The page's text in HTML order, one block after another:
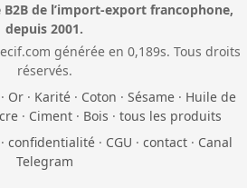
B2B de l’import-export francophone,
depuis 2001.
générée en 0,189s. Tous droits
réservés.
· Or · Karité · Coton · Sésame · Huile de
· Ciment· Bois · tous les produits
· confidentialité · CGU · contact · Canal
Telegram